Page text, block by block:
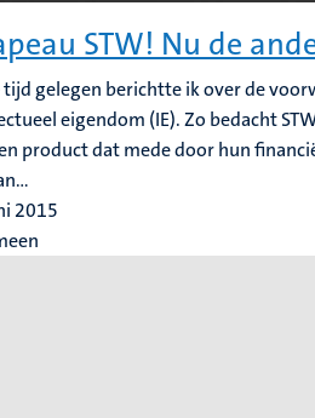
STW! Nu de
tijd gelegen berichtte ik over de
eigendom (IE). Zo bedacht
product dat mede door hun
2015